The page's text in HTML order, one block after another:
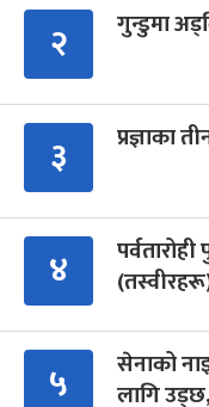
२ गुन्डुमा
३ प्रज्ञाका
४
५
सेनाको
लागि